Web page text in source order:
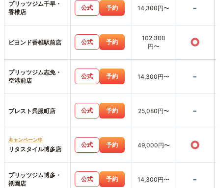
プリッツジム千早・
香椎店
公式 予約 14,300円〜 -
ビヨンド香椎駅前店 公式 予約
102,300
円〜
○
プリッツジム志免・
空港前店
公式 予約 14,300円〜 -
ブレスト呉服町店 公式 予約 25,080円〜 -
キャンペーン中
リタスタイル博多店
公式 予約 49,000円〜 ○
プリッツジム博多・
祇園店
公式 予約 14,300円〜 -